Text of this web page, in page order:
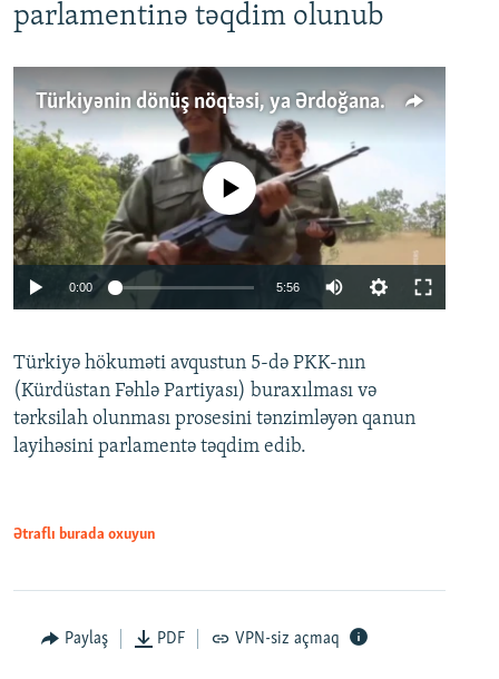
parlamentinə təqdim olunub
Türkiyənin dönüş nöqtəsi, ya Ərdoğana üçüncü şans: PKK ilə qəfil barışıq nə deməkdir?
Auto 240p 360p 480p
720p 1080p
No media source currently available
0:00 5:56
360p
480p
Türkiyə hökuməti avqustun 5-də PKK-nın
(Kürdüstan Fəhlə Partiyası) buraxılması və
tərksilah olunması prosesini tənzimləyən qanun
layihəsini parlamentə təqdim edib.
Ətraflı burada oxuyun
Paylaş PDF VPN-siz açmaq